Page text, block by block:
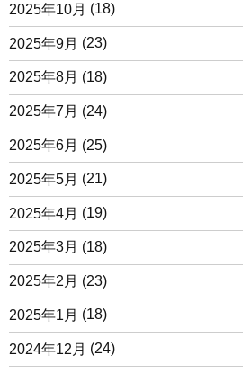
2025年10月 (18)
2025年9月 (23)
2025年8月 (18)
2025年7月 (24)
2025年6月 (25)
2025年5月 (21)
2025年4月 (19)
2025年3月 (18)
2025年2月 (23)
2025年1月 (18)
2024年12月 (24)